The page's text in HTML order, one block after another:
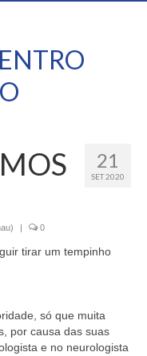
21
SET 2020
| 0
tirar um tempinho
só que muita
por causa das suas
e no neurologista